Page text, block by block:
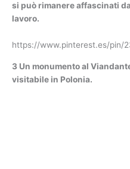
si può rimanere affascinati
lavoro.
https://www.pinterest.es/pin/
3 Un monumento al
visitabile in Polonia.